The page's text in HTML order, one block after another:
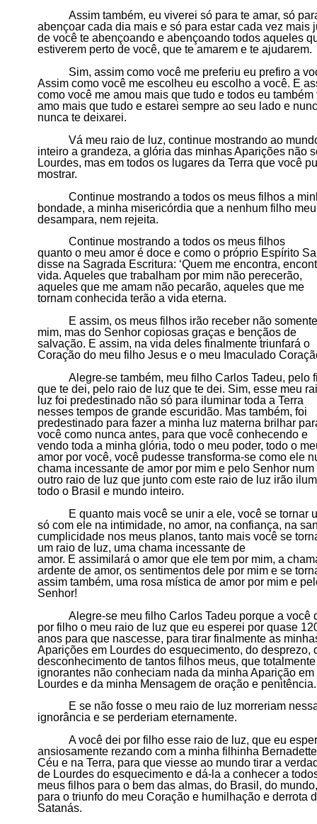
Assim também, eu viverei só para te amar, só
abençoar cada dia mais e só para estar cada vez mais
de você te abençoando e abençoando todos aqueles
estiverem perto de você, que te amarem e te ajudarem.
Sim, assim como você me preferiu eu prefiro a
Assim como você me escolheu eu escolho a você. E
como você me amou mais que tudo e todos eu também
amo mais que tudo e estarei sempre ao seu lado e
nunca te deixarei.
Vá meu raio de luz, continue mostrando ao
inteiro a grandeza, a glória das minhas Aparições não
Lourdes, mas em todos os lugares da Terra que você
mostrar.
Continue mostrando a todos os meus filhos a
bondade, a minha misericórdia que a nenhum filho meu
desampara, nem rejeita.
Continue mostrando a todos os meus filhos
quantoo meu amor é doce e como o próprio Espírito
disse na Sagrada Escritura: ‘Quem me encontra,
vida. Aqueles que trabalham por mim não perecerão,
aqueles que me amam não pecarão, aqueles que me
tornam conhecida terão a vida eterna.
E assim, os meus filhos irão receber não
mim, mas do Senhor copiosas graças e bençãos de
salvação. E assim, na vida deles finalmente triunfará o
Coração do meu filho Jesus e o meu Imaculado
Alegre-se também, meu filho Carlos Tadeu, pelo
que te dei, pelo raio de luz que te dei. Sim, esse meu
luz foi predestinado não só para iluminar toda aTerra
nesses tempos de grande escuridão. Mas também, foi
predestinado para fazer a minha luz materna brilhar
você como nunca antes, para que você conhecendo e
vendo toda a minha glória, todo o meu poder, todo o
amor por você, você pudesse transforma-se como ele
chama incessante de amor por mim e pelo Senhor num
outro raio de luz que junto com este raio de luz irão
todo o Brasil e mundo inteiro.
E quanto mais você se unir a ele, você se tornar
só com ele na intimidade, no amor, na confiança, na
cumplicidade nos meus planos, tanto mais você se
um raio de luz, uma chama incessante de
amor. E assimilará o amor que ele tem por mim, a
ardente de amor, os sentimentos dele por mime se
assim também, uma rosa mística de amor por mim e
Senhor!
Alegre-se meu filho Carlos Tadeu porque a você
por filho o meu raio de luz que eu esperei por quase
anos para que nascesse, para tirar finalmente as
Aparições em Lourdes do esquecimento, do desprezo,
desconhecimento de tantos filhos meus, que totalmente
ignorantes não conheciam nada da minha Aparição em
Lourdes e da minha Mensagem de oração e penitência.
E se não fosse o meu raio de luz morreriam
ignorância e se perderiam eternamente.
A você dei por filho esse raio de luz, que eu
ansiosamente rezando com a minha filhinha
Céu e na Terra, para que viesse ao mundo tirar a
de Lourdes do esquecimento e dá-la aconhecer a
meus filhos para o bem das almas, do Brasil, do
para o triunfo do meu Coração e humilhação e derrota
Satanás.